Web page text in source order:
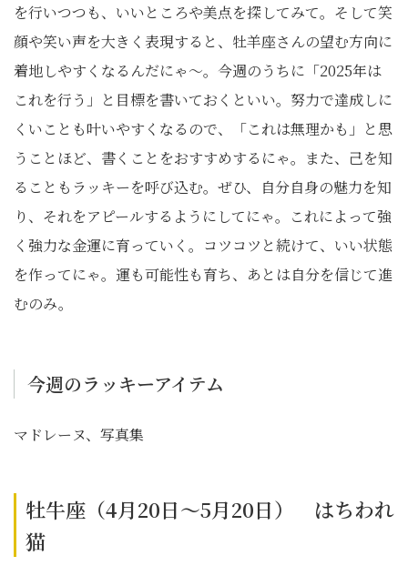
を行いつつも、いいところや美点を探してみて。そして笑
顔や笑い声を大きく表現すると、牡羊座さんの望む方向に
着地しやすくなるんだにゃ〜。今週のうちに「2025年は
これを行う」と目標を書いておくといい。努力で達成しに
くいことも叶いやすくなるので、「これは無理かも」と思
うことほど、書くことをおすすめするにゃ。また、己を知
ることもラッキーを呼び込む。ぜひ、自分自身の魅力を知
り、それをアピールするようにしてにゃ。これによって強
く強力な金運に育っていく。コツコツと続けて、いい状態
を作ってにゃ。運も可能性も育ち、あとは自分を信じて進
むのみ。
今週のラッキーアイテム
マドレーヌ、写真集
牡牛座（4月20日～5月20日） はちわれ
猫